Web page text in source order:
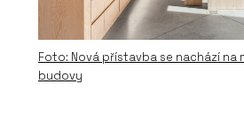
Foto: Nová přístavba se nachází na
budovy